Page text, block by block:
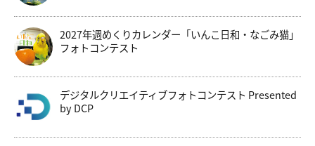
2027年週めくりカレンダー「いんこ日和・なごみ猫」
フォトコンテスト
デジタルクリエイティブフォトコンテスト Presented
by DCP